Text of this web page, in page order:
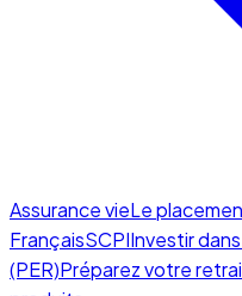
Assurance vieLe
FrançaisSCPIInvestir
(PER)Préparez votre